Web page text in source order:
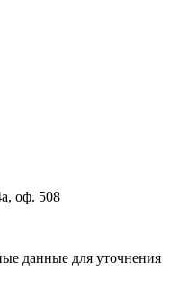
оф. 508
данные для уточнения